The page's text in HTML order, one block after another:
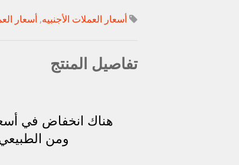
أسعار العملات الأجنبيه, أسعار
تفاصيل المنتج
هناك انخفاض في
ومن